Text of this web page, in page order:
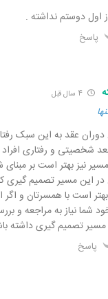
اول دوستم نداشته .
پاسخ
4 سال قبل
دوران عقد به این سبک
شخصیتی و رفتاری افراد
نیز بهتر است بر
در این مسیر تصمیم گیری
است با همسرتان و
شما نیاز به مراجعه و
مسیر تصمیم گیری داشته
پاسخ